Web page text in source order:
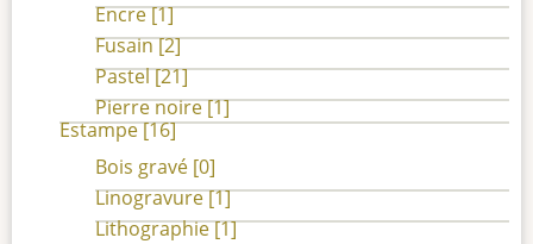
Encre[1]
Fusain[2]
Pastel[21]
Pierre noire[1]
Estampe[16]
Bois gravé [0]
Linogravure[1]
Lithographie[1]